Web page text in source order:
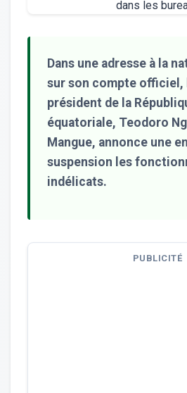
Dans une adresse à la
sur son compte officiel,
président de la
équatoriale, Teodoro
Mangue, annonce une
suspension les
indélicats.
PUBLICITÉ